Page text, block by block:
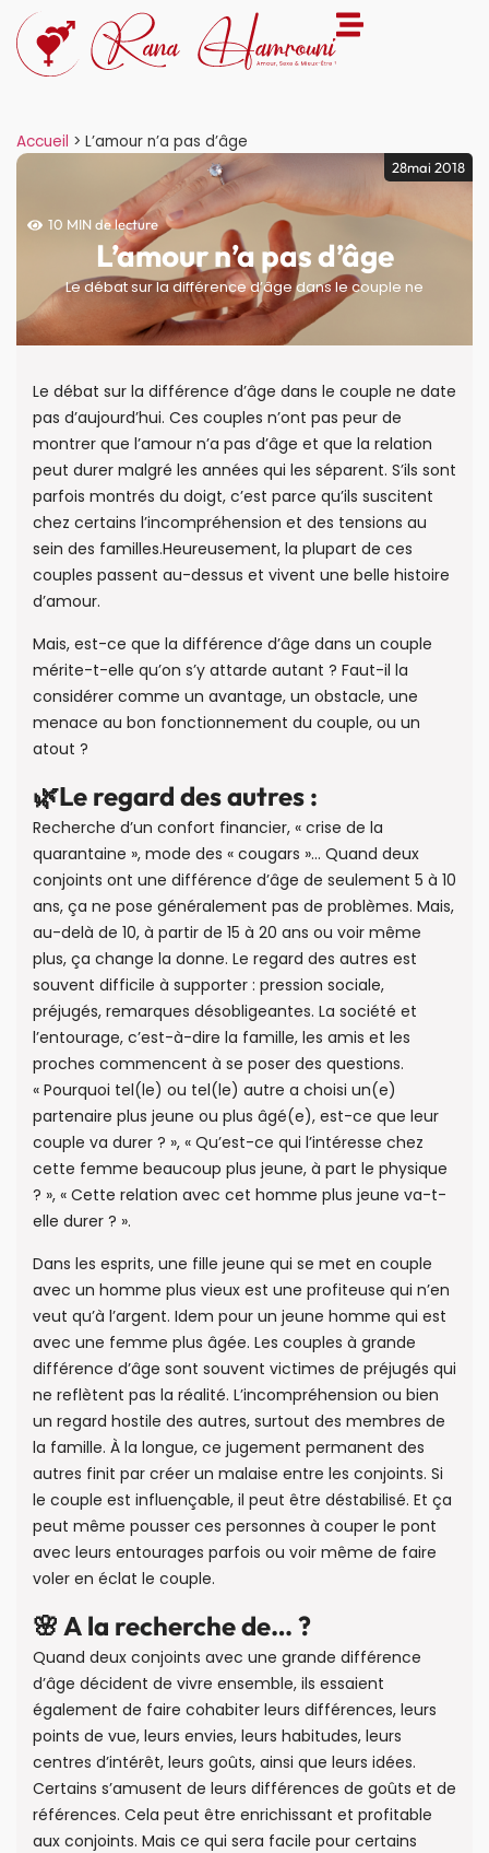
Accueil > L’amour n’a pas d’âge
28mai 2018
10 MIN de lecture
L’amour n’a pas d’âge
Le débat sur la différence d’âge dans le couple ne
Le débat sur la différence d’âge dans le couple ne date
pas d’aujourd’hui. Ces couples n’ont pas peur de
montrer que l’amour n’a pas d’âge et que la relation
peut durer malgré les années qui les séparent. S’ils sont
parfois montrés du doigt, c’est parce qu’ils suscitent
chez certains l’incompréhension et des tensions au
sein des familles.Heureusement, la plupart de ces
couples passent au-dessus et vivent une belle histoire
d’amour.
Mais, est-ce que la différence d’âge dans un couple
mérite-t-elle qu’on s’y attarde autant ? Faut-il la
considérer comme un avantage, un obstacle, une
menace au bon fonctionnement du couple, ou un
atout ?
🌿Le regard des autres :
Recherche d’un confort financier, « crise de la
quarantaine », mode des « cougars »… Quand deux
conjoints ont une différence d’âge de seulement 5 à 10
ans, ça ne pose généralement pas de problèmes. Mais,
au-delà de 10, à partir de 15 à 20 ans ou voir même
plus, ça change la donne. Le regard des autres est
souvent difficile à supporter : pression sociale,
préjugés, remarques désobligeantes. La société et
l’entourage, c’est-à-dire la famille, les amis et les
proches commencent à se poser des questions.
« Pourquoi tel(le) ou tel(le) autre a choisi un(e)
partenaire plus jeune ou plus âgé(e), est-ce que leur
couple va durer ? », « Qu’est-ce qui l’intéresse chez
cette femme beaucoup plus jeune, à part le physique
? », « Cette relation avec cet homme plus jeune va-t-
elle durer ? ».
Dans les esprits, une fille jeune qui se met en couple
avec un homme plus vieux est une profiteuse qui n’en
veut qu’à l’argent. Idem pour un jeune homme qui est
avec une femme plus âgée. Les couples à grande
différence d’âge sont souvent victimes de préjugés qui
ne reflètent pas la réalité. L’incompréhension ou bien
un regard hostile des autres, surtout des membres de
la famille. À la longue, ce jugement permanent des
autres finit par créer un malaise entre les conjoints. Si
le couple est influençable, il peut être déstabilisé. Et ça
peut même pousser ces personnes à couper le pont
avec leurs entourages parfois ou voir même de faire
voler en éclat le couple.
🌸 A la recherche de… ?
Quand deux conjoints avec une grande différence
d’âge décident de vivre ensemble, ils essaient
également de faire cohabiter leurs différences, leurs
points de vue, leurs envies, leurs habitudes, leurs
centres d’intérêt, leurs goûts, ainsi que leurs idées.
Certains s’amusent de leurs différences de goûts et de
références. Cela peut être enrichissant et profitable
aux conjoints. Mais ce qui sera facile pour certains